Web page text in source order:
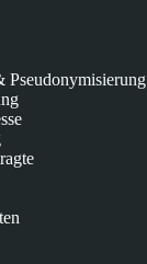
Pseudonymisierung